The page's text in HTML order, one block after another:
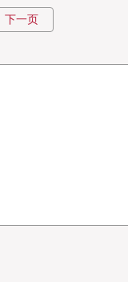
自2013年全球
下一页